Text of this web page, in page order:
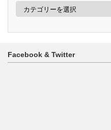
Facebook & Twitter